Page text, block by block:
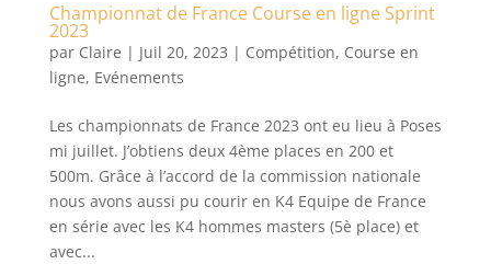
Championnat de France Course en ligne Sprint
2023
par Claire | Juil 20, 2023 | Compétition, Course en
ligne, Evénements
Les championnats de France 2023 ont eu lieu à Poses
mi juillet. J’obtiens deux 4ème places en 200 et
500m. Grâce à l’accord de la commission nationale
nous avons aussi pu courir en K4 Equipe de France
en série avec les K4 hommes masters (5è place) et
avec...